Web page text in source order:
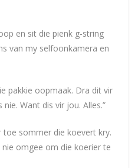
en sit die pienk g-string
van my selfoonkamera en
pakkie oopmaak. Dra dit vir
nie. Want dis vir jou. Alles.”
sommer die koevert kry.
nie omgee om die koerier te